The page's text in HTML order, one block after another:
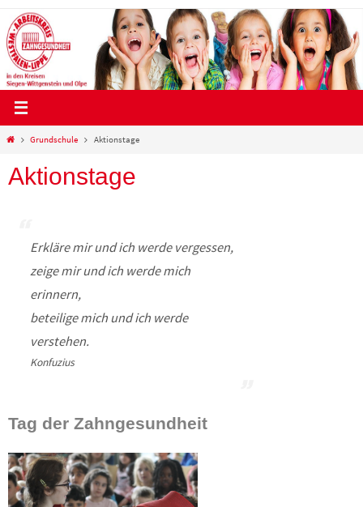
Zum
Inhalt
springen
StartGrundschule Aktionstage
Aktionstage
Erkläre mir und ich werde vergessen,
zeige mir und ich werde mich
erinnern,
beteilige mich und ich werde
verstehen.
Konfuzius
Tag der Zahngesundheit